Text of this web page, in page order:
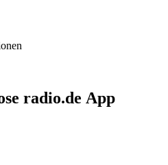
radio.de App